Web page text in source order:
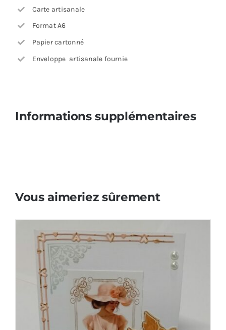
Carte artisanale
Format A6
Papier cartonné
Enveloppe artisanale fournie
Informations supplémentaires
Vous aimeriez sûrement